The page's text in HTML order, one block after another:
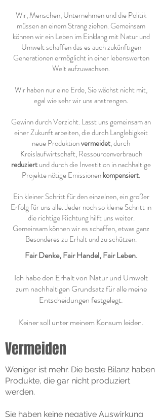
Wir, Menschen, Unternehmen und die Politik
müssen an einem Strang ziehen. Gemeinsam
können wir ein Leben im Einklang mit Natur und
Umwelt schaffen das es auch zukünftigen
Generationen ermöglicht in einer lebenswerten
Welt aufzuwachsen.
Wir haben nur eine Erde, Sie wächst nicht mit,
egal wie sehr wir uns anstrengen.
Gewinn durch Verzicht. Lasst uns gemeinsam an
einer Zukunft arbeiten, die durch Langlebigkeit
neue Produktionvermeidet, durch
Kreislaufwirtschaft, Ressourcenverbrauch
reduziertund durch die Investition in nachhaltige
Projekte nötige Emissionenkompensiert.
Ein kleiner Schritt für den einzelnen, ein großer
Erfolg für uns alle. Jeder noch so kleine Schritt in
die richtige Richtung hilft uns weiter.
Gemeinsam können wir es schaffen, etwas ganz
Besonderes zu Erhalt und zu schützen.
Fair Denke, Fair Handel, Fair Leben.
Ich habe den Erhalt von Natur und Umwelt
zum nachhaltigen Grundsatz für alle meine
Entscheidungen festgelegt.
Keiner soll unter meinem Konsum leiden.
Vermeiden
Weniger ist mehr. Die beste Bilanz haben
Produkte, die gar nicht produziert
werden.
Sie haben keine negative Auswirkung